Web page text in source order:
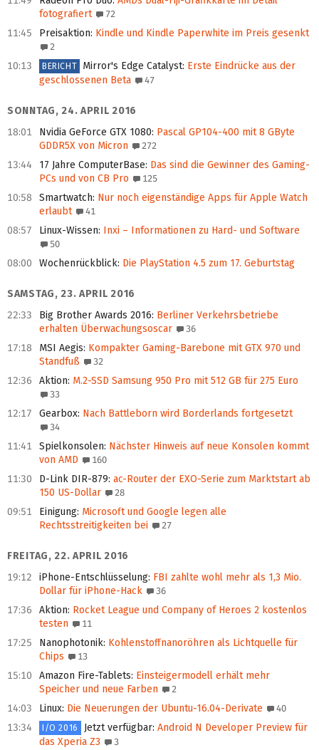
fotografiert
72
11:45 Preisaktion: Kindle und Kindle Paperwhite im Preis gesenkt
2
10:13 BERICHT Mirror's Edge Catalyst: Erste Eindrücke aus der
geschlossenen Beta
47
SONNTAG, 24. APRIL 2016
18:01
Nvidia GeForce GTX 1080: Pascal GP104-400 mit 8 GByte
GDDR5X von Micron
272
13:44 17 Jahre ComputerBase: Das sind die Gewinner des Gaming-
PCs und von CB Pro
125
10:58 Smartwatch: Nur noch eigenständige Apps für Apple Watch
erlaubt
41
08:57 Linux-Wissen: Inxi – Informationen zu Hard- und Software
50
08:00 Wochenrückblick: Die PlayStation 4.5 zum 17. Geburtstag
SAMSTAG, 23. APRIL 2016
22:33
Big Brother Awards 2016: Berliner Verkehrsbetriebe
erhalten Überwachungsoscar
36
17:18 MSI Aegis: Kompakter Gaming-Barebone mit GTX 970 und
Standfuß
32
12:36 Aktion: M.2-SSD Samsung 950 Pro mit 512 GB für 275 Euro
33
12:17 Gearbox: Nach Battleborn wird Borderlands fortgesetzt
34
11:41 Spielkonsolen: Nächster Hinweis auf neue Konsolen kommt
von AMD
160
11:30 D-Link DIR-879: ac-Router der EXO-Serie zum Marktstart ab
150 US-Dollar
28
09:51 Einigung: Microsoft und Google legen alle
Rechtsstreitigkeiten bei
27
FREITAG, 22. APRIL 2016
19:12
iPhone-Entschlüsselung: FBI zahlte wohl mehr als 1,3 Mio.
Dollar für iPhone-Hack
36
17:36 Aktion: Rocket League und Company of Heroes 2 kostenlos
testen
11
17:25 Nanophotonik: Kohlenstoffnanoröhren als Lichtquelle für
Chips
13
15:10 Amazon Fire-Tablets: Einsteigermodell erhält mehr
Speicher und neue Farben
2
14:03 Linux: Die Neuerungen der Ubuntu-16.04-Derivate 40
13:34 I/O 2016 Jetzt verfügbar: Android N Developer Preview für
das Xperia Z3
3